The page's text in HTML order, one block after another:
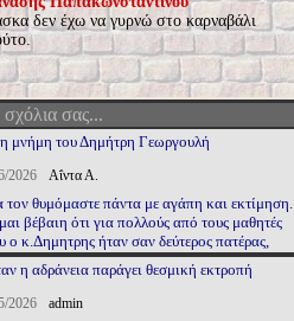
δεν έχω να γυρνώ στο καρναβάλι
σας...
μνήμη του Δημήτρη Γεωργουλή
2026 Αΐντα Α.
τον θυμόμαστε πάντα με αγάπη και εκτίμηση.
βέβαιη ότι για πολλούς από τους μαθητές
ο κ.Δημητρης ήταν σαν δεύτερος πατέρας,
και φίλος. Κάθε φορά που
το σπίτι της οικογένειας του
έφευγα με την αίσθηση ότι είχα βρεθεί
η αδράνεια παράγει θεσμική εκτροπή
2026 admin